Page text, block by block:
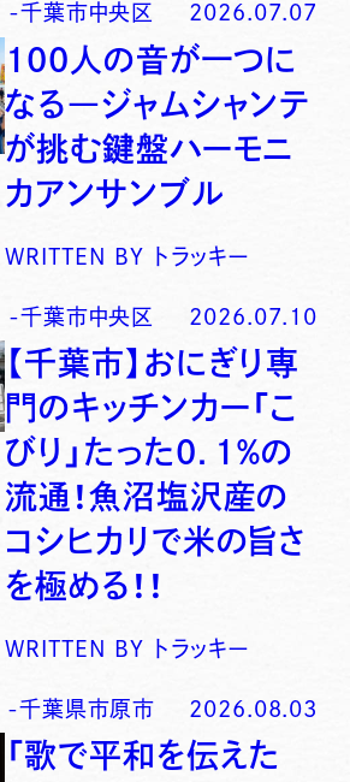
-千葉市中央区 2026.07.07
100人の音が一つに
なる―ジャムシャンテ
が挑む鍵盤ハーモニ
カアンサンブル
WRITTEN BY トラッキー
-千葉市中央区 2026.07.10
【千葉市】おにぎり専
門のキッチンカー「こ
びり」たった0．1％の
流通！魚沼塩沢産の
コシヒカリで米の旨さ
を極める！！
WRITTEN BY トラッキー
-千葉県市原市 2026.08.03
「歌で平和を伝えた